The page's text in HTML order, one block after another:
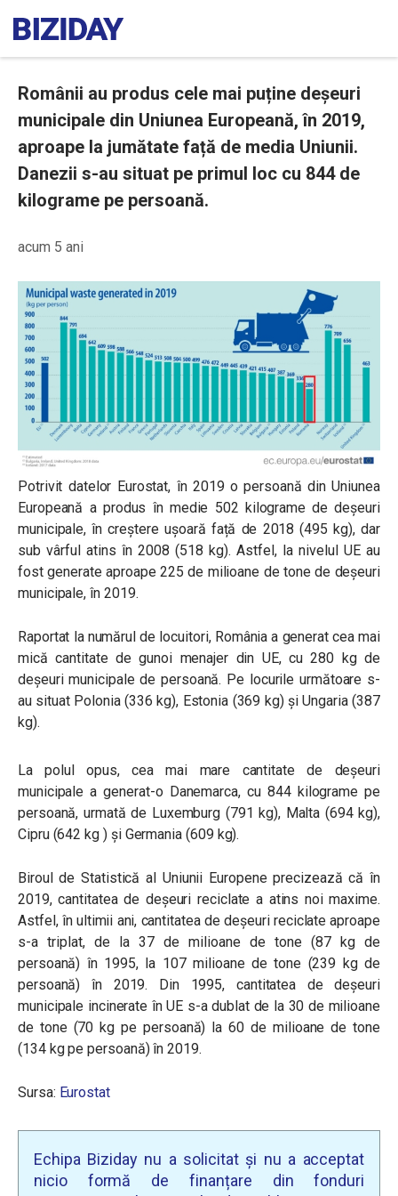
Românii au produs cele mai puține deșeuri
municipale din Uniunea Europeană, în 2019,
aproape la jumătate față de media Uniunii.
Danezii s-au situat pe primul loc cu 844 de
kilograme pe persoană.
acum 5 ani
Potrivit datelor Eurostat, în 2019 o persoană din Uniunea
Europeană a produs în medie 502 kilograme de deșeuri
municipale, în creștere ușoară față de 2018 (495 kg), dar
sub vârful atins în 2008 (518 kg). Astfel, la nivelul UE au
fost generate aproape 225 de milioane de tone de deșeuri
municipale, în 2019.
Raportat la numărul de locuitori, România a generat cea mai
mică cantitate de gunoi menajer din UE, cu 280 kg de
deșeuri municipale de persoană. Pe locurile următoare s-
au situat Polonia (336 kg), Estonia (369 kg) și Ungaria (387
kg).
La polul opus, cea mai mare cantitate de deșeuri
municipale a generat-o Danemarca, cu 844 kilograme pe
persoană, urmată de Luxemburg (791 kg), Malta (694 kg),
Cipru (642 kg ) și Germania (609 kg).
Biroul de Statistică al Uniunii Europene precizează că în
2019, cantitatea de deșeuri reciclate a atins noi maxime.
Astfel, în ultimii ani, cantitatea de deșeuri reciclate aproape
s-a triplat, de la 37 de milioane de tone (87 kg de
persoană) în 1995, la 107 milioane de tone (239 kg de
persoană) în 2019. Din 1995, cantitatea de deșeuri
municipale incinerate în UE s-a dublat de la 30 de milioane
de tone (70 kg pe persoană) la 60 de milioane de tone
(134 kg pe persoană) în 2019.
Sursa: Eurostat
Echipa Biziday nu a solicitat și nu a acceptat
nicio formă de finanțare din fonduri